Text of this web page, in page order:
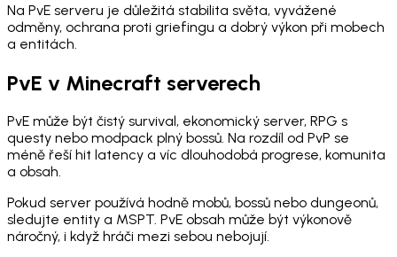
Na PvE serveru je důležitá stabilita světa, vyvážené
odměny, ochrana proti griefingu a dobrý výkon při mobech
a entitách.
PvE v Minecraft serverech
PvE může být čistý survival, ekonomický server, RPG s
questy nebo modpack plný bossů. Na rozdíl od PvP se
méně řeší hit latency a víc dlouhodobá progrese, komunita
a obsah.
Pokud server používá hodně mobů, bossů nebo dungeonů,
sledujte entity a MSPT. PvE obsah může být výkonově
náročný, i když hráči mezi sebou nebojují.